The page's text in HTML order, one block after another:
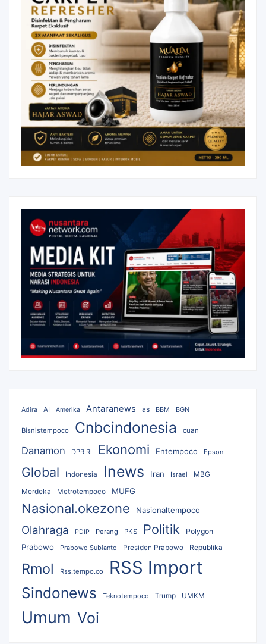
Adira AI Amerika Antaranews as BBM BGN
Bisnistempoco Cnbcindonesia cuan
Danamon DPR RI Ekonomi Entempoco Epson
Global Indonesia Inews Iran Israel
MBG
Merdeka
Metrotempoco MUFG
Nasional.okezone Nasionaltempoco
Olahraga PDIP Perang PKS Politik Polygon
Prabowo Prabowo Subianto Presiden Prabowo Republika
Rmol Rss.tempo.co RSS Import
Sindonews Teknotempoco Trump UMKM
Umum Voi